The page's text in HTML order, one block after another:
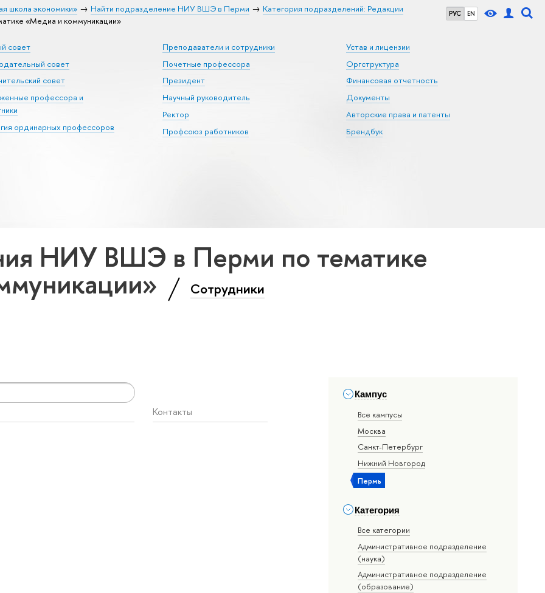
РУС EN
школа экономики» Найти подразделение НИУ ВШЭ в Перми
Категория подразделений: Редакции
«Медиа и коммуникации»
совет
совет
совет
профессора и
ординарных профессоров
Преподаватели и сотрудники
Почетные профессора
Президент
Научный руководитель
Ректор
Профсоюз работников
Устав и лицензии
Оргструктура
Финансовая отчетность
Документы
Авторские права и патенты
Брендбук
НИУ ВШЭ в Перми по тематике
Сотрудники
Кампус
Все кампусы
Москва
Санкт-Петербург
Нижний Новгород
Пермь
Категория
Все категории
Административное подразделение
(наука)
Административное подразделение
(образование)
Контакты